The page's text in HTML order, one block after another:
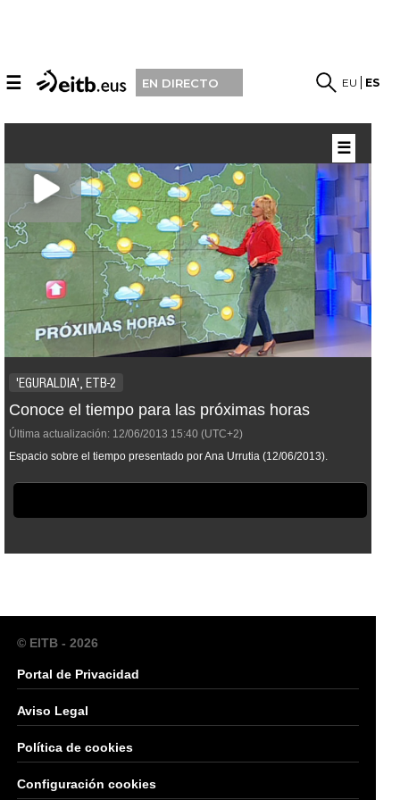
☰ EN DIRECTO EU ES
'EGURALDIA', ETB-2
Conoce el tiempo para las próximas horas
Última actualización: 12/06/2013 15:40 (UTC+2)
Espacio sobre el tiempo presentado por Ana Urrutia (12/06/2013).
☰
© EITB - 2026
Portal de Privacidad
Aviso Legal
Política de cookies
Configuración cookies